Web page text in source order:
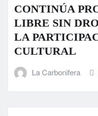
CONTINÚA
LIBRE SIN
LA
CULTURAL
La Carbonifera